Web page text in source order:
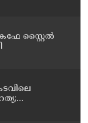
കഫേ സ്റ്റൈൽ